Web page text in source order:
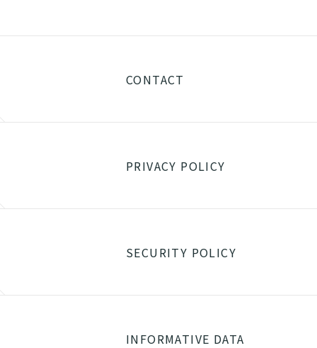
CONTACT
PRIVACY POLICY
SECURITY POLICY
INFORMATIVE DATA